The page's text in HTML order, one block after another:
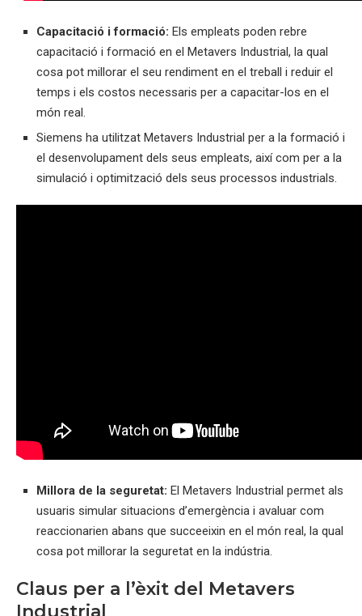
Capacitació i formació: Els empleats poden rebre
capacitació i formació en el Metavers Industrial, la qual
cosa pot millorar el seu rendiment en el treball i reduir el
temps i els costos necessaris per a capacitar-los en el
món real.
Siemens ha utilitzat Metavers Industrial per a la formació i
el desenvolupament dels seus empleats, així com per a la
simulació i optimització dels seus processos industrials.
Millora de la seguretat: El Metavers Industrial permet als
usuaris simular situacions d’emergència i avaluar com
reaccionarien abans que succeeixin en el món real, la qual
cosa pot millorar la seguretat en la indústria.
Claus per a l’èxit del Metavers
Industrial